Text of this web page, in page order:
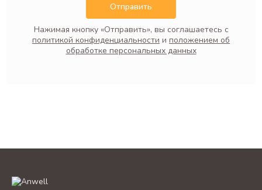
Нажимая кнопку «Отправить», вы соглашаетесь с
политикой конфиденциальности и положением об
обработке персональных данных
Отправить